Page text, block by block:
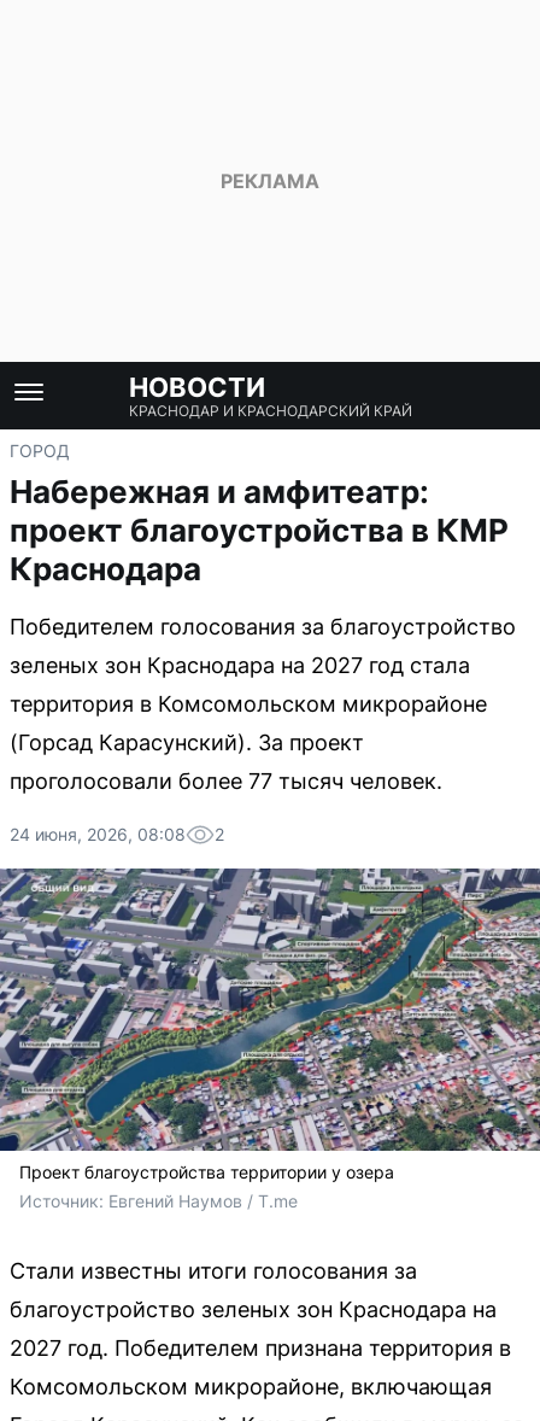
НОВОСТИ
КРАСНОДАР И КРАСНОДАРСКИЙ КРАЙ
ГОРОД
Набережная и амфитеатр:
проект благоустройства в КМР
Краснодара
Победителем голосования за благоустройство
зеленых зон Краснодара на 2027 год стала
территория в Комсомольском микрорайоне
(Горсад Карасунский). За проект
проголосовали более 77 тысяч человек.
24 июня, 2026, 08:08 2
Проект благоустройства территории у озера
Источник: Евгений Наумов / T.me
Стали известны итоги голосования за
благоустройство зеленых зон Краснодара на
2027 год. Победителем признана территория в
Комсомольском микрорайоне, включающая